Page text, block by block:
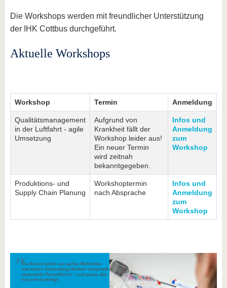
Die Workshops werden mit freundlicher Unterstützung
der IHK Cottbus durchgeführt.
Aktuelle Workshops
Workshop Termin Anmeldung
Qualitätsmanagement
in der Luftfahrt - agile
Umsetzung
Aufgrund von
Krankheit fällt der
Workshop leider aus!
Ein neuer Termin
wird zeitnah
bekanntgegeben.
Infos und
Anmeldung
zum
Workshop
Produktions- und
Supply Chain Planung
Workshoptermin
nach Absprache
Infos und
Anmeldung
zum
Workshop